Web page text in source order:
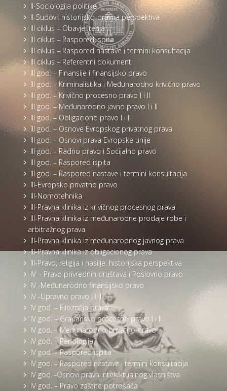
II-Sociologija politike
II-Sudovi: historijsko-pravna perspektiva
III ciklus – Obavještenja
III ciklus – Raspored ispita
III ciklus – Raspored nastave i termini konsultacija
III ciklus – Referentni dokumenti
III god. – Finansije i finansijsko pravo
III god. – Kriminalistika i Međunarodno krivično pravo
III god. – Krivično procesno pravo I i II
III god. – Međunarodno javno pravo I i II
III god. – Obligaciono pravo I i II
III god. – Osnove Evropskog privatnog prava
III god. – Osnovi prava Evropske unije
III god. – Radno pravo i Socijalno pravo
III god. – Raspored ispita
III god. – Raspored nastave i termini konsultacija
III-Evropsko privatno pravo
III-Nomotehnika
III-Pravna klinika iz krivičnog procesnog prava
III-Pravna klinika iz međunarodne prodaje robe i
arbitražnog prava
III-Pravna klinika iz međunarodnog javnog prava
III-Pravna klinika iz obligacionog prava
III-Pravo, religija i nasilje: historijska perspektiva
IV – Pravo privrednih društava i Poslovno pravo
IV -Međunarodno finansijsko pravo
IV -Upravno pravo I i II
IV god. – Filozofija prava
IV god. – Građansko procesno pravo I i II
IV god. – Međunarodno privatno pravo
IV god. – Penologija
IV god. – Raspored ispita
IV god. – Raspored nastave i termini konsultacija
IV god. -Osnovi prava intelektualnog vlasništva
IV god. – Pravo zaštite potrošača